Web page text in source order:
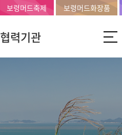
협력기관
보령머드축제 보령머드화장품